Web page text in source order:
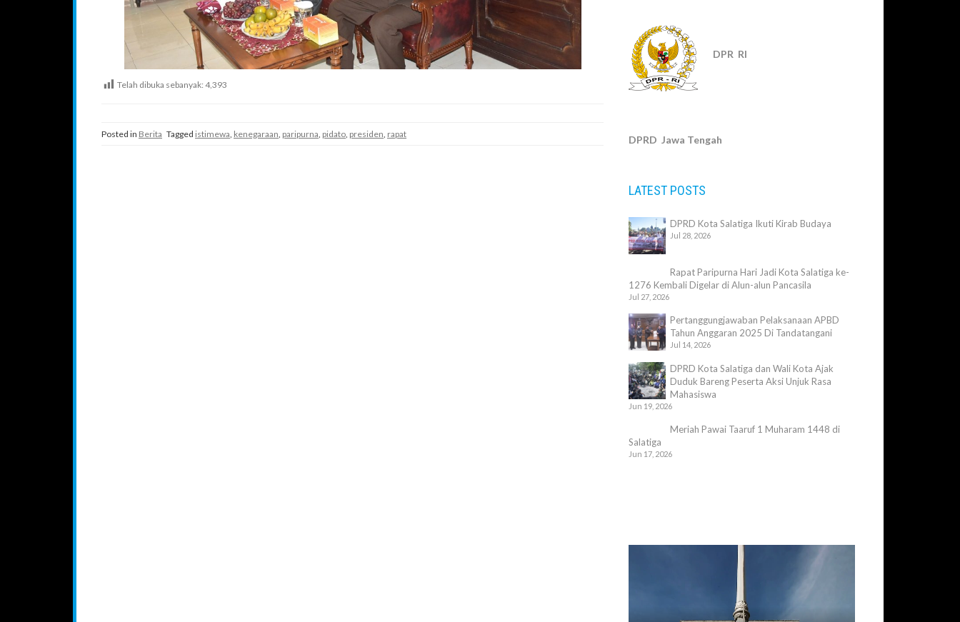
Telah dibuka sebanyak: 4,393
Posted in Berita Tagged istimewa, kenegaraan, paripurna, pidato, presiden, rapat
DPR RI
DPRD Jawa Tengah
LATEST POSTS
DPRD Kota Salatiga Ikuti Kirab Budaya
Jul 28, 2026
Rapat Paripurna Hari Jadi Kota Salatiga ke-
1276 Kembali Digelar di Alun-alun Pancasila
Jul 27, 2026
Pertanggungjawaban Pelaksanaan APBD
Tahun Anggaran 2025 Di Tandatangani
Jul 14, 2026
DPRD Kota Salatiga dan Wali Kota Ajak
Duduk Bareng Peserta Aksi Unjuk Rasa
Mahasiswa
Jun 19, 2026
Meriah Pawai Taaruf 1 Muharam 1448 di
Salatiga
Jun 17, 2026